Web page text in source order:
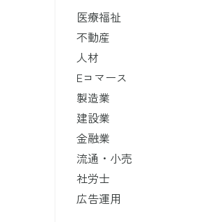
医療福祉
不動産
人材
Eコマース
製造業
建設業
金融業
流通・小売
社労士
広告運用